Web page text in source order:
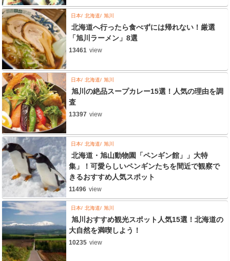
日本 北海道 旭川
北海道へ行ったら食べずには帰れない！厳選
「旭川ラーメン」8選
13461 view
日本 北海道 旭川
旭川の絶品スープカレー15選！人気の理由を調
査
13397 view
日本 北海道 旭川
北海道・旭山動物園「ペンギン館」」大特
集」！可愛らしいペンギンたちを間近で観察で
きるおすすめ人気スポット
11496 view
日本 北海道 旭川
旭川おすすめ観光スポット人気15選！北海道の
大自然を満喫しよう！
10235 view